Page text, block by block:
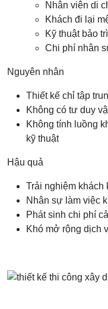
Nhân viên di
Khách đi lại
Kỹ thuật bảo
Chi phí nhân
Nguyên nhân
Thiết kế chỉ tập
Không có tư duy
Không tính luồng
kỹ thuật
Hậu quả
Trải nghiệm khách
Nhân sự làm việc
Phát sinh chi phí
Khó mở rộng dịch